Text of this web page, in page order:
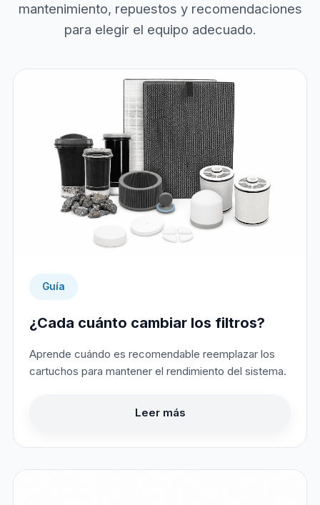
mantenimiento, repuestos y recomendaciones
para elegir el equipo adecuado.
Guía
¿Cada cuánto cambiar los filtros?
Aprende cuándo es recomendable reemplazar los
cartuchos para mantener el rendimiento del sistema.
Leer más